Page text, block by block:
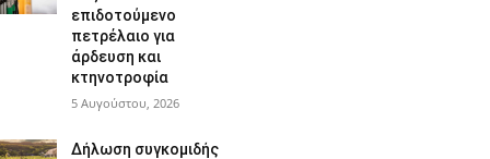
επιδοτούμενο
πετρέλαιο για
άρδευση και
κτηνοτροφία
5 Αυγούστου, 2026
Δήλωση συγκομιδής